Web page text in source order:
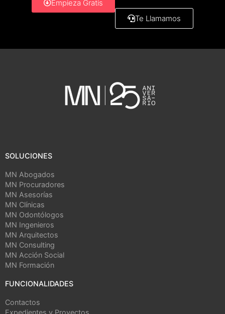
Empieza Gratis
Te Llamamos
SOLUCIONES
MN Abogados
MN Procuradores
MN Asesorías
MN Clínicas
MN Odontólogos
MN Ingenieros
MN Arquitectos
MN Consulting
MN Acción Social
MN Formación
FUNCIONALIDADES
Contactos
Expedientes y Proyectos